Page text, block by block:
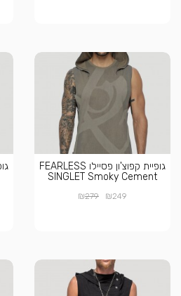
גופיית קפוצ'ון פסיילו FEARLESS
SINGLET Smoky Cement
₪249
₪279